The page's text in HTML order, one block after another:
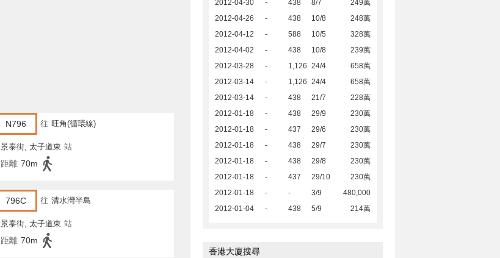
2012-04-30
- 438 8/7
249萬
2012-04-26
- 438 10/8
248萬
2012-04-12
- 588 10/5
328萬
2012-04-02
- 438 10/8
239萬
2012-03-28
- 1,126 24/4
658萬
2012-03-14
- 1,126 24/4
658萬
2012-03-14
- 438 21/7
228萬
2012-01-18
- 438 29/9
230萬
2012-01-18
- 437 29/6
230萬
2012-01-18
- 438 29/7
230萬
2012-01-18
- 438 29/8
230萬
2012-01-18
- 437 29/10
230萬
2012-01-18
- - 3/9
480,000
2012-01-04
- 438 5/9 214萬
香港大廈搜尋
N796 往 旺角(循環線)
景泰街, 太子道東 站
距離 70m
796C 往 清水灣半島
景泰街, 太子道東 站
距離 70m